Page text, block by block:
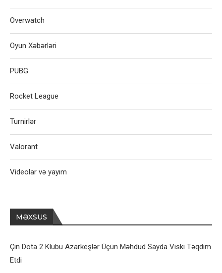
Overwatch
Oyun Xəbərləri
PUBG
Rocket League
Turnirlər
Valorant
Videolar və yayım
MƏXSUS
Çin Dota 2 Klubu Azarkeşlər Üçün Məhdud Sayda Viski Təqdim
Etdi